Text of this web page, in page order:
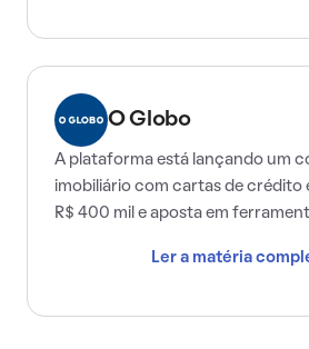
O Globo
A plataforma está lançando um
imobiliário com cartas de crédito
R$ 400 mil e aposta em
Ler a matéria